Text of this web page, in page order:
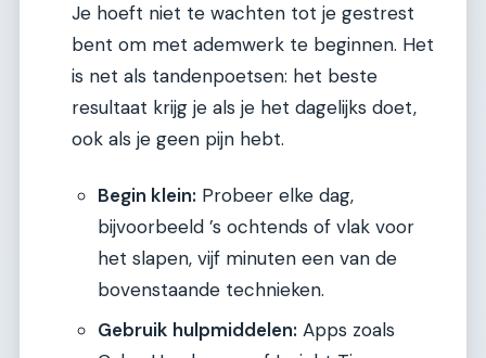
Je hoeft niet te wachten tot je gestrest
bent om met ademwerk te beginnen. Het
is net als tandenpoetsen: het beste
resultaat krijg je als je het dagelijks doet,
ook als je geen pijn hebt.
Begin klein: Probeer elke dag,
bijvoorbeeld ’s ochtends of vlak voor
het slapen, vijf minuten een van de
bovenstaande technieken.
Gebruik hulpmiddelen: Apps zoals